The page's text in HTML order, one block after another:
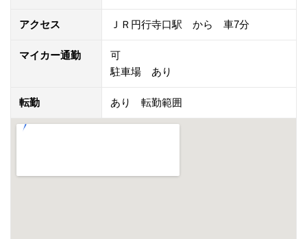
アクセス ＪＲ円行寺口駅 から 車7分
マイカー通勤
可
駐車場 あり
転勤 あり 転勤範囲